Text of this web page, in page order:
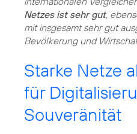
Netzes ist sehr gut,
mit insgesamt sehr gut
Bevölkerung und
Starke Netze
für
Souveränität